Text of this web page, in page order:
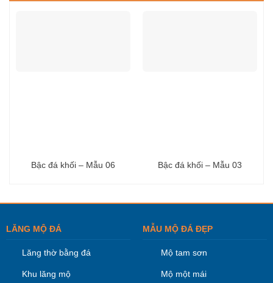
Bậc đá khối – Mẫu 06 Bậc đá khối – Mẫu 03
LĂNG MỘ ĐÁ
Lăng thờ bằng đá
Khu lăng mộ
MẪU MỘ ĐÁ ĐẸP
Mộ tam sơn
Mộ một mái